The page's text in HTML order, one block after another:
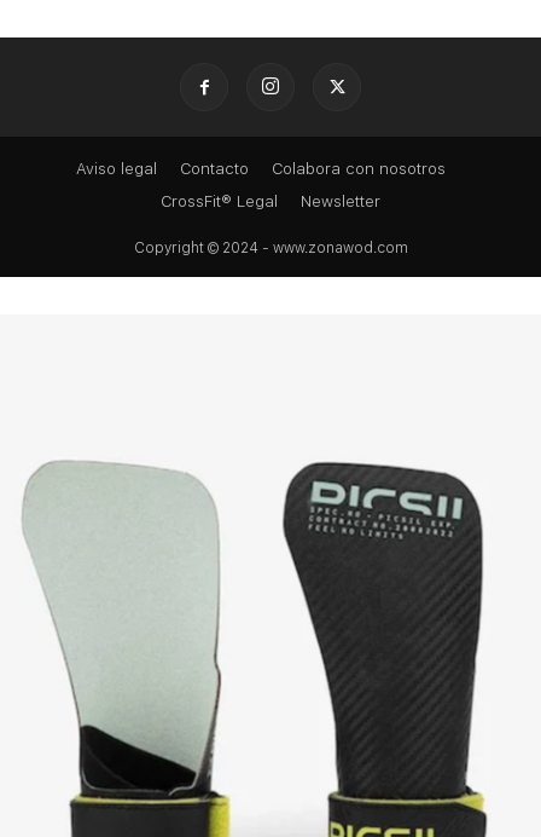
Aviso legal Contacto
Colabora con nosotros
CrossFit® Legal
Newsletter
Copyright © 2024 - www.zonawod.com